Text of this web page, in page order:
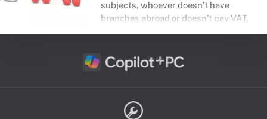
subjects, whoever doesn’t have
branches abroad or doesn’t pay VAT.